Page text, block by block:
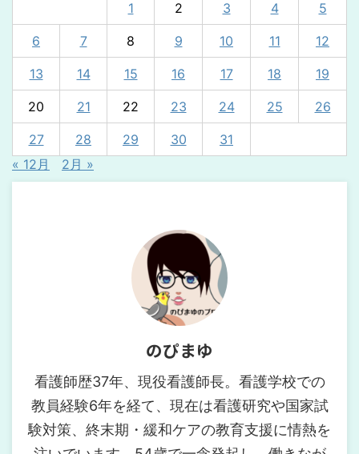
1 2 3 4 5
6 7 8 9 10 11 12
13 14 15 16 17 18 19
20 21 22 23 24 25 26
27 28 29 30
31
« 12月
2月 »
のぴまゆ
看護師歴37年、現役看護師長。看護学校での
教員経験6年を経て、現在は看護研究や国家試
験対策、終末期・緩和ケアの教育支援に情熱を